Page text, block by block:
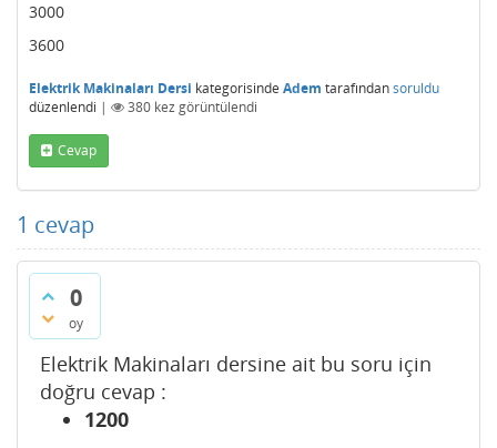
3000
3600
Elektrik Makinaları Dersi kategorisinde Adem tarafındansoruldu
düzenlendi | 380 kez görüntülendi
Cevap
1 cevap
0
oy
Elektrik Makinaları dersine ait bu soru için
doğru cevap :
1200